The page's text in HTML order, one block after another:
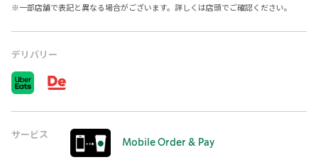
※一部店舗で表記と異なる場合がございます。詳しくは店頭でご確認ください。
デリバリー
サービス
Mobile Order & Pay